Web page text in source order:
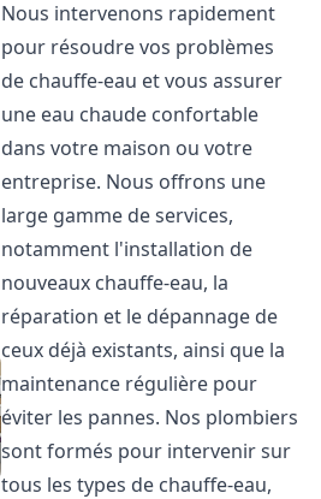
Nous intervenons rapidement
pour résoudre vos problèmes
de chauffe-eau et vous assurer
une eau chaude confortable
dans votre maison ou votre
entreprise. Nous offrons une
large gamme de services,
notamment l'installation de
nouveaux chauffe-eau, la
réparation et le dépannage de
ceux déjà existants, ainsi que la
maintenance régulière pour
éviter les pannes. Nos plombiers
sont formés pour intervenir sur
tous les types de chauffe-eau,